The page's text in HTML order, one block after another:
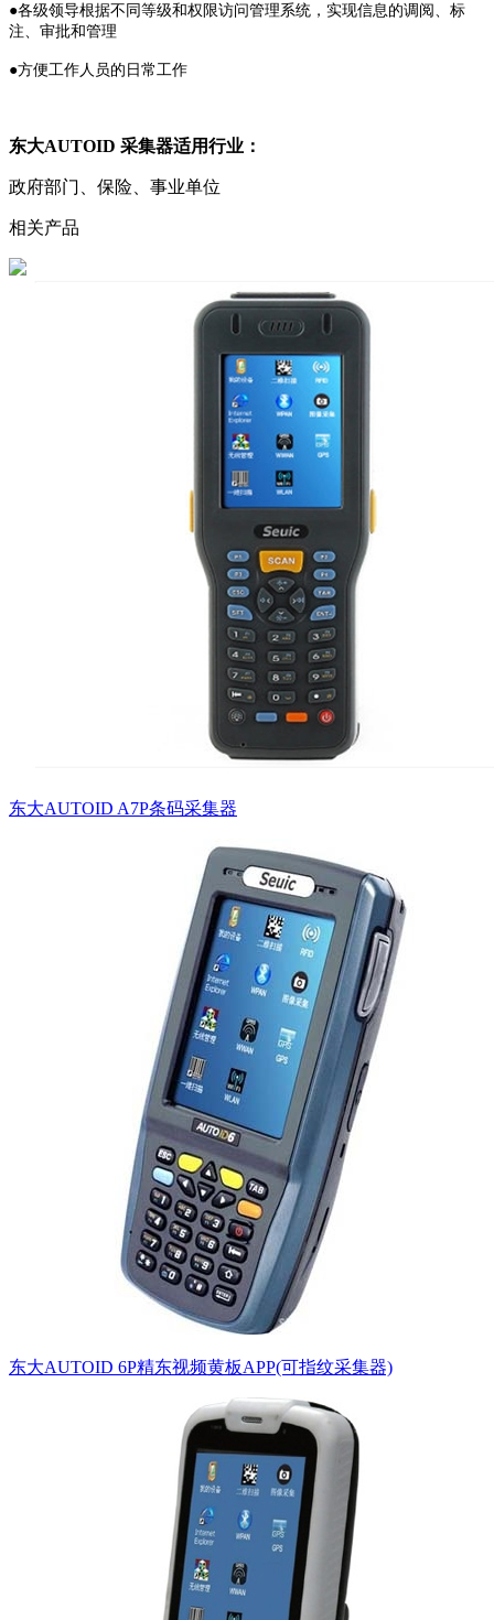
●各级领导根据不同等级和权限访问管理系统，实现信息的调阅、标
注、审批和管理
●方便工作人员的日常工作
东大AUTOID 采集器适用行业：
政府部门、保险、事业单位
相关产品
东大AUTOID A7P条码采集器
东大AUTOID 6P精东视频黄板APP(可指纹采集器)